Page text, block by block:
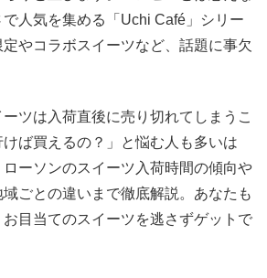
人気を集める「Uchi Café」シリー
やコラボスイーツなど、話題に事欠
ツは入荷直後に売り切れてしまうこ
ば買えるの？」と悩む人も多いは
ーソンのスイーツ入荷時間の傾向や
ごとの違いまで徹底解説。あなたも
目当てのスイーツを逃さずゲットで